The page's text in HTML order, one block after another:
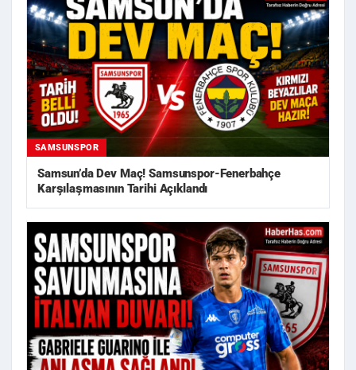
SAMSUNSPOR
Samsun’da Dev Maç! Samsunspor-Fenerbahçe
Karşılaşmasının Tarihi Açıklandı